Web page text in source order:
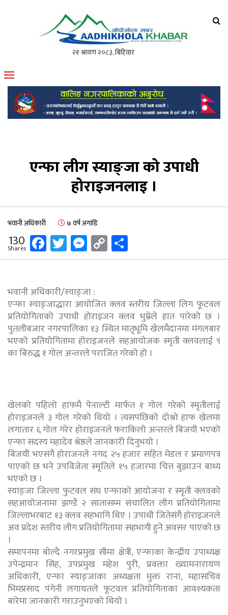
मोफसलकै लोकप्रिय अनलाइन पत्रिका
एन्फा लीग स्याङ्जा को उपाधी
होराइजनलाइ ।
भवानी अधिकारी ७ वर्ष अगाडि
130
Shares Facebook
Twitter
Messenger
Copy
Link
भवानी अधिकारी/स्याङ्जा :
एन्फा स्याङ्जाद्धारा आयोजित क्लव स्तरीय जिल्ला लिग फूटवल
प्रतियोगिताको उपाधी होराइजन क्लव भुम्रेले हात पारेको छ ।
पुतलीबजार नगरपालिका १३ स्थित मातृभूमि खेलमैदानमा मंगलबार
भएको प्रतियोगितामा होराइजनले सहआयोजक स्मृती क्लवलाई ९
का बिरुद्ध १ गोल अन्तरले पराजित गरेको हो ।
खेलको पहिलो हाफमै पेनाल्टी मार्फत १ गोल गरेको स्मृतीलाई
होराइजनले ३ गोल गरेको थियो । त्यसपछिको दोश्रो हाफ खेलमा
लगातार ६ गोल गरेर होराइजनले फराकिलो अन्तरले बिजयी भएको
एन्फा सदस्य महादेव श्रेष्ठले जानकारी दिनुभयो ।
बिजयी भएसंगै होराजनले नगद २५ हजार सहित मेडल र प्रमाणपत्र
पाएको छ भने उपविजेता स्मृतिले १५ हजारमा चित्त बुझाउन बाध्य
भएको छ ।
स्याङ्जा जिल्ला फुटवल संघ एन्फाको आयोजना र स्मृती क्लवको
सहआयोजनामा झण्डै २ सातासम्म संचालित लीग प्रतियोगितामा
जिल्लाभरबाट १३ क्लव सहभागि थिए । उपाधी जितेसंगै होराइजनले
अव प्रदेश स्तरीय लीग प्रतियोगितामा सहभागी हुने अवसर पाएको छ
।
समापनमा बोल्दै नगरप्रमुख सीमा क्षेत्री, एन्फाका केन्द्रीय उपाध्यक्ष
उपेन्द्रमान सिंह, उपप्रमुख महेश पुरी, प्रवक्ता ख्यामनारायण
अधिकारी, एन्फा स्याङ्जाका अध्यक्षता मुक्त राना, महासचिव
भिमप्रसाद पंगेनी लगायतले फूटवल प्रतियोगिताका आवश्यकता
बारेमा जानकारी गराउनुभएको थियो ।